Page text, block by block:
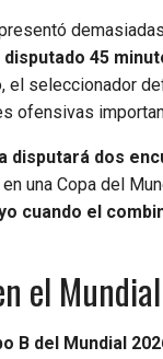
disputado 45
el seleccionador
ofensivas
disputará dos
una Copa del
cuando el
el
B del Mundial